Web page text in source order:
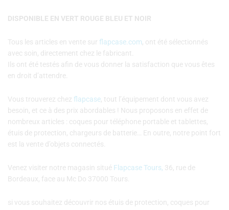
DISPONIBLE EN VERT ROUGE BLEU ET NOIR
Tous les articles en vente sur flapcase.com, ont été sélectionnés
avec soin, directement chez le fabricant.
Ils ont été testés afin de vous donner la satisfaction que vous êtes
en droit d’attendre.
Vous trouverez chez flapcase, tout l’équipement dont vous avez
besoin, et ce à des prix abordables ! Nous proposons en effet de
nombreux articles : coques pour téléphone portable et tablettes,
étuis de protection, chargeurs de batterie… En outre, notre point fort
est la vente d’objets connectés.
Venez visiter notre magasin situé Flapcase Tours, 36, rue de
Bordeaux, face au Mc Do 37000 Tours.
si vous souhaitez découvrir nos étuis de protection, coques pour